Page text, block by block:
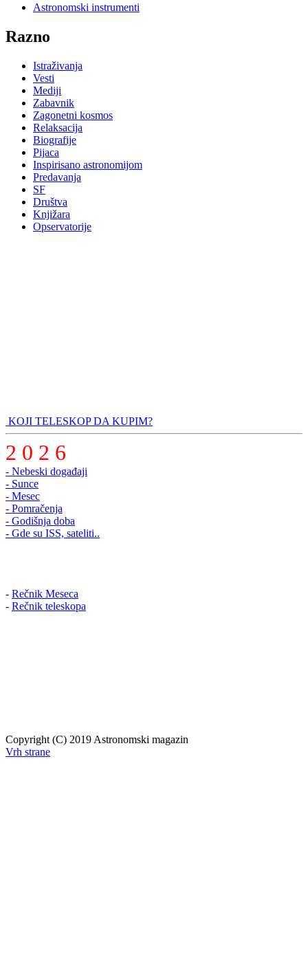
Astronomski instrumenti
Razno
Istraživanja
Vesti
Mediji
Zabavnik
Zagonetni kosmos
Relaksacija
Biografije
Pijaca
Inspirisano astronomijom
Predavanja
SF
Društva
Knjižara
Opservatorije
KOJI TELESKOP DA KUPIM?
2 0 2 6
- Nebeski događaji
- Sunce
- Mesec
- Pomračenja
- Godišnja doba
- Gde su ISS, sateliti..
- Rečnik Meseca
- Rečnik teleskopa
Copyright (C) 2019 Astronomski magazin
Vrh strane